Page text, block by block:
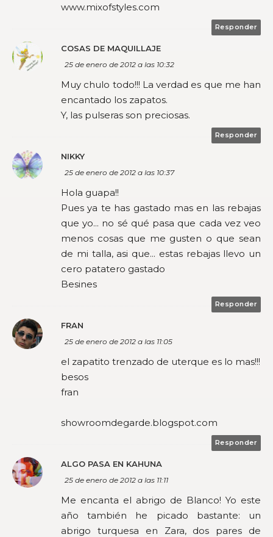
www.mixofstyles.com
Responder
COSAS DE MAQUILLAJE
25 de enero de 2012 a las 10:32
Muy chulo todo!!! La verdad es que me han
encantado los zapatos.
Y, las pulseras son preciosas.
Responder
NIKKY
25 de enero de 2012 a las 10:37
Hola guapa!!
Pues ya te has gastado mas en las rebajas
que yo... no sé qué pasa que cada vez veo
menos cosas que me gusten o que sean
de mi talla, asi que... estas rebajas llevo un
cero patatero gastado
Besines
Responder
FRAN
25 de enero de 2012 a las 11:05
el zapatito trenzado de uterque es lo mas!!!
besos
fran
showroomdegarde.blogspot.com
Responder
ALGO PASA EN KAHUNA
25 de enero de 2012 a las 11:11
Me encanta el abrigo de Blanco! Yo este
año también he picado bastante: un
abrigo turquesa en Zara, dos pares de